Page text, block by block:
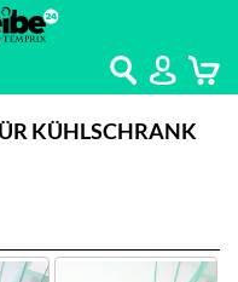
Home
Kontakt
KÜHLSCHRANK